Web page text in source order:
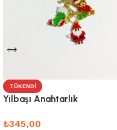
TÜKENDI
Yılbaşı Anahtarlık
₺345,00